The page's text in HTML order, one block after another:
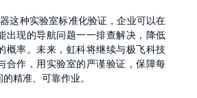
这种实验室标准化验证，企业可以在
出现的导航问题一一排查解决，降低
概率。未来，虹科将继续与极飞科技
合作，用实验室的严谨验证，保障每
精准、可靠作业。